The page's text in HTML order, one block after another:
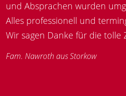
und Absprachen wurden
Alles professionell und
Wir sagen Danke für die tolle
Fam. Nawroth aus Storkow